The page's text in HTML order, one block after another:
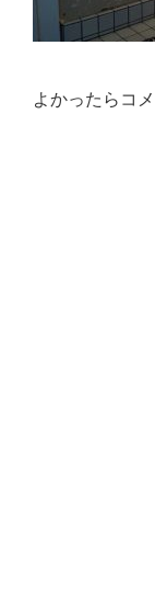
よかったらコ